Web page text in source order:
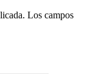
Los campos